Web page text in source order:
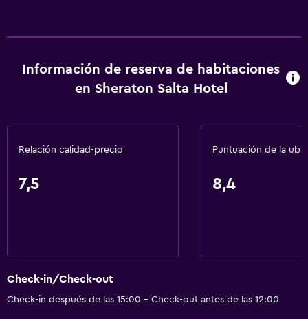
Mostrador de información turística
Acceso con tarjeta
Botella de agua
Almohada hipoalergénica
Para no fumadores
Información de reserva de habitaciones
en Sheraton Salta Hotel
Relación calidad-precio
7,5
Puntuación de la
8,4
Check-in/Check-out
Check-in después de las 15:00 - Check-out antes de las 12:00